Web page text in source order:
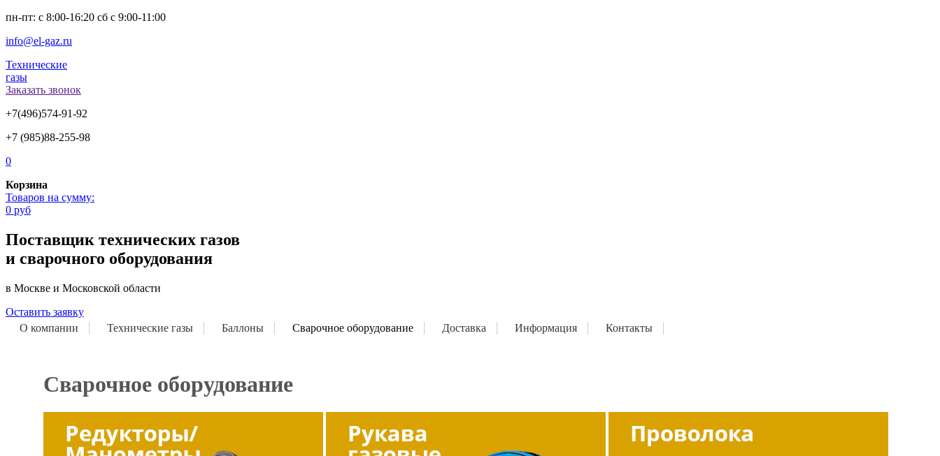
пн-пт: с 8:00-16:20 сб с 9:00-11:00
info@el-gaz.ru
Технические
газы
Заказать звонок
+7(496)574-91-92
+7 (985)88-255-98
0
Корзина
Товаров на сумму:
0 руб
Поставщик технических газов
и сварочного оборудования
в Москве и Московской области
Оставить заявку
О компании
Технические газы Баллоны Сварочное оборудование Доставка Информация Контакты
Сварочное оборудование